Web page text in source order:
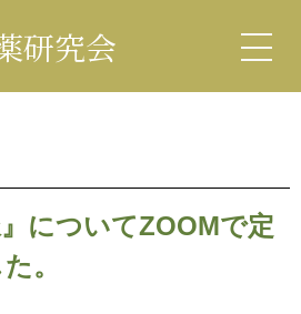
研究会
中医薬研究会
』についてZOOMで定
。